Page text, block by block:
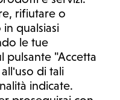
rifiutare o
qualsiasi
le tue
pulsante "Accetta
di tali
indicate.
o l'assunzione o
consultare un medico di
specialista.
|Gestione cookie
riservati.